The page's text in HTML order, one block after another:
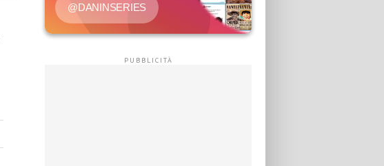
@DANINSERIES